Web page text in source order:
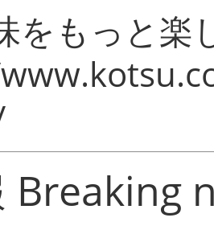
をもっと楽
Breaking